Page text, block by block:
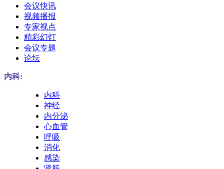
会议快讯
视频播报
专家视点
精彩幻灯
会议专题
论坛
内科:
内科
神经
内分泌
心血管
呼吸
消化
感染